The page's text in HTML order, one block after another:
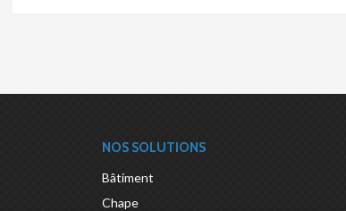
NOS SOLUTIONS
Bâtiment
Chape